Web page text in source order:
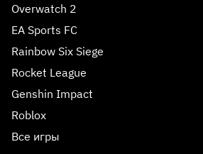
Overwatch 2
EA Sports FC
Rainbow Six Siege
Rocket League
Genshin Impact
Roblox
Все игры